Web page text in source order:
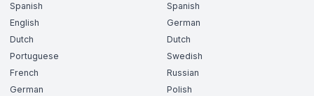
Spanish
English
Dutch
Portuguese
French
German
Spanish
German
Dutch
Swedish
Russian
Polish